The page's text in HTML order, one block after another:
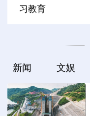
习教育
新闻 文娱